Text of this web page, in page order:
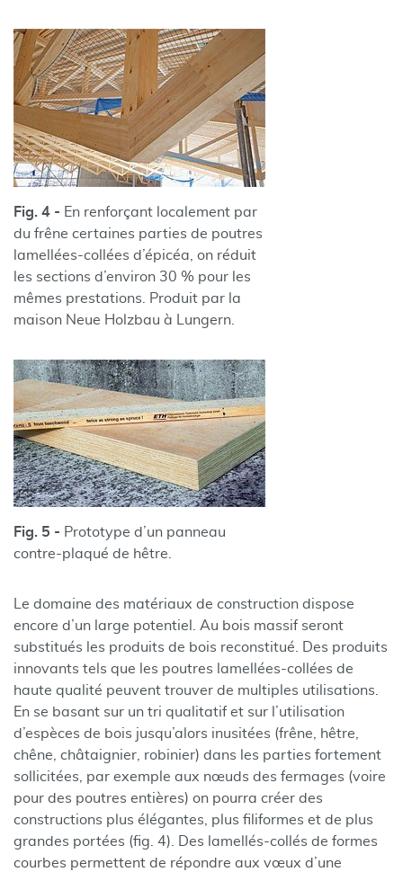
Fig. 4 - En renforçant localement par
du frêne certaines parties de poutres
lamellées-collées d’épicéa, on réduit
les sections d’environ 30 % pour les
mêmes prestations. Produit par la
maison Neue Holzbau à Lungern.
Fig. 5 - Prototype d’un panneau
contre-plaqué de hêtre.
Le domaine des matériaux de construction dispose
encore d’un large potentiel. Au bois massif seront
substitués les produits de bois reconstitué. Des produits
innovants tels que les poutres lamellées-collées de
haute qualité peuvent trouver de multiples utilisations.
En se basant sur un tri qualitatif et sur l’utilisation
d’espèces de bois jusqu’alors inusitées (frêne, hêtre,
chêne, châtaignier, robinier) dans les parties fortement
sollicitées, par exemple aux nœuds des fermages (voire
pour des poutres entières) on pourra créer des
constructions plus élégantes, plus filiformes et de plus
grandes portées (fig. 4). Des lamellés-collés de formes
courbes permettent de répondre aux vœux d’une